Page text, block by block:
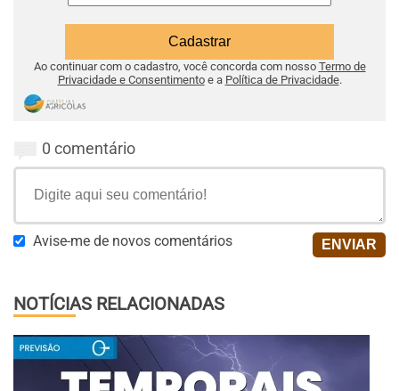
Ao continuar com o cadastro, você concorda com nosso Termo de
Privacidade e Consentimentoe a Política de Privacidade.
0 comentário
Avise-me de novos comentários
NOTÍCIAS RELACIONADAS